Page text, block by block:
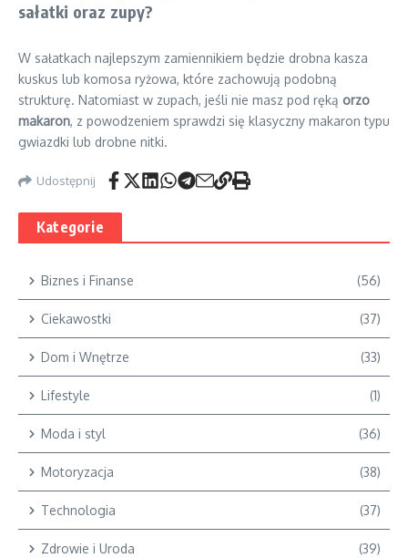
sałatki oraz zupy?
W sałatkach najlepszym zamiennikiem będzie drobna kasza
kuskus lub komosa ryżowa, które zachowują podobną
strukturę. Natomiast w zupach, jeśli nie masz pod ręką orzo
makaron, z powodzeniem sprawdzi się klasyczny makaron typu
gwiazdki lub drobne nitki.
Udostępnij
Kategorie
Biznes i Finanse (56)
Ciekawostki (37)
Dom i Wnętrze (33)
Lifestyle (1)
Moda i styl (36)
Motoryzacja (38)
Technologia (37)
Zdrowie i Uroda (39)